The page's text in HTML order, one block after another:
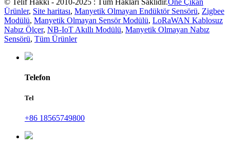
© Telif Hakkı - 2010-2025 : Tüm Hakları Saklıdır.Öne Çıkan
Ürünler, Site haritası, Manyetik Olmayan Endüktör Sensörü, Zigbee
Modülü, Manyetik Olmayan Sensör Modülü, LoRaWAN Kablosuz
Nabız Ölçer, NB-IoT Akıllı Modülü, Manyetik Olmayan Nabız
Sensörü, Tüm Ürünler
Telefon
Tel
+86 18565749800